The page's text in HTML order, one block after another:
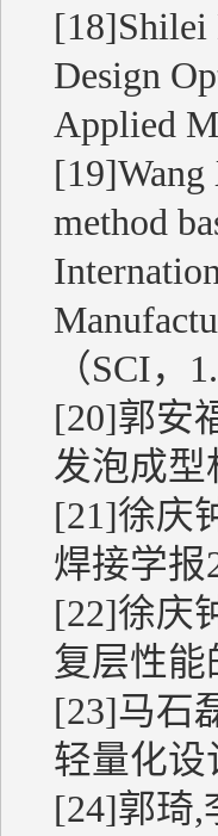
[18]Shilei
Design
Applied
[19]Wang
method
（SCI，
[20]郭安
发泡成型
[21]徐庆
焊接学报
[22]徐庆
复层性能
[23]马石
轻量化设
[24]郭琦,